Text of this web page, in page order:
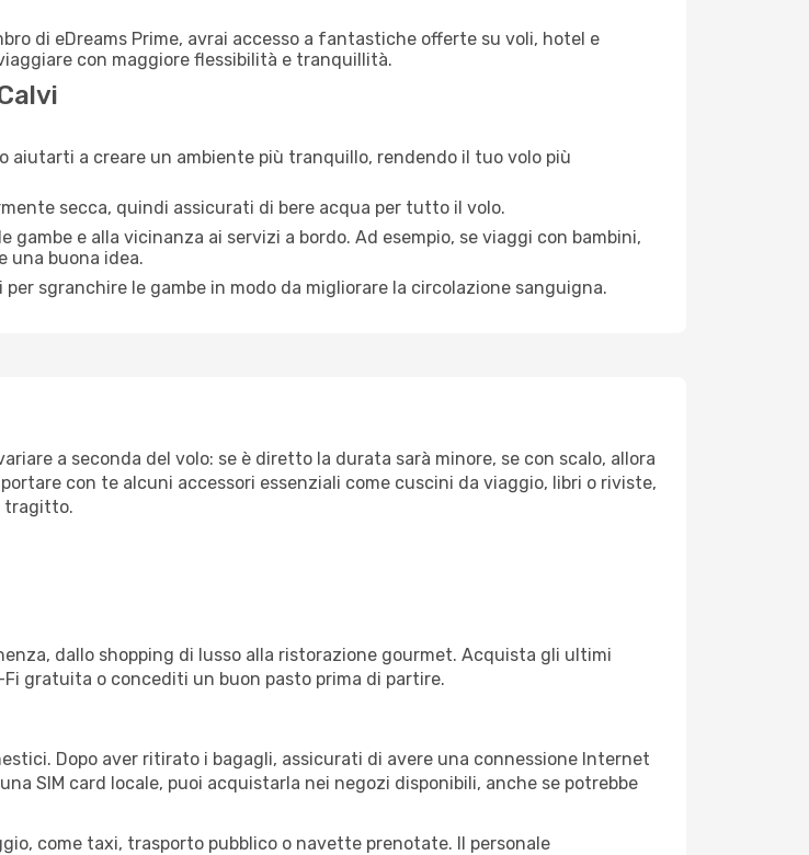
di eDreams Prime, avrai accesso a fantastiche offerte su voli, hotel e
con maggiore flessibilità e tranquillità.
aiutarti a creare un ambiente più tranquillo, rendendo il tuo volo più
secca, quindi assicurati di bere acqua per tutto il volo.
gambe e alla vicinanza ai servizi a bordo. Ad esempio, se viaggi con bambini,
una buona idea.
sgranchire le gambe in modo da migliorare la circolazione sanguigna.
a seconda del volo: se è diretto la durata sarà minore, se con scalo, allora
con te alcuni accessori essenziali come cuscini da viaggio, libri o riviste,
tragitto.
dallo shopping di lusso alla ristorazione gourmet. Acquista gli ultimi
gratuita o concediti un buon pasto prima di partire.
Dopo aver ritirato i bagagli, assicurati di avere una connessione Internet
SIM card locale, puoi acquistarla nei negozi disponibili, anche se potrebbe
come taxi, trasporto pubblico o navette prenotate. Il personale